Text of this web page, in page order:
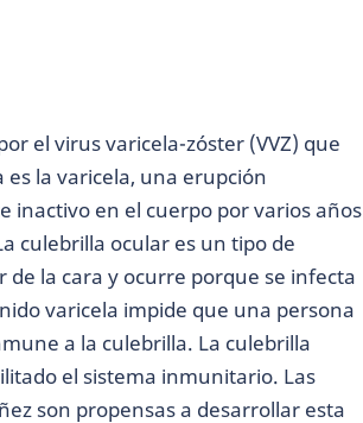
el virus varicela-zóster (VVZ) que
la varicela, una erupción
inactivo en el cuerpo por varios años
culebrilla ocular es un tipo de
la cara y ocurre porque se infecta
varicela impide que una persona
a la culebrilla. La culebrilla
el sistema inmunitario. Las
son propensas a desarrollar esta